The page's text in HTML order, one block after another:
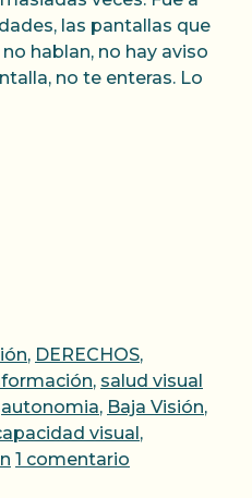
las pantallas que
hablan, no hay aviso
no te enteras. Lo
, DERECHOS,
, salud visual
autonomia, Baja Visión,
visual ,
1 comentario